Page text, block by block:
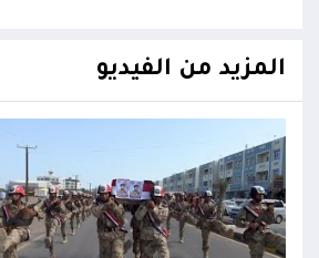
المزيد من الفيديو